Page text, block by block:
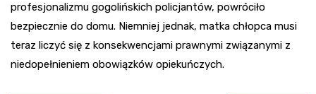
profesjonalizmu gogolińskich policjantów, powróciło
bezpiecznie do domu. Niemniej jednak, matka chłopca musi
teraz liczyć się z konsekwencjami prawnymi związanymi z
niedopełnieniem obowiązków opiekuńczych.